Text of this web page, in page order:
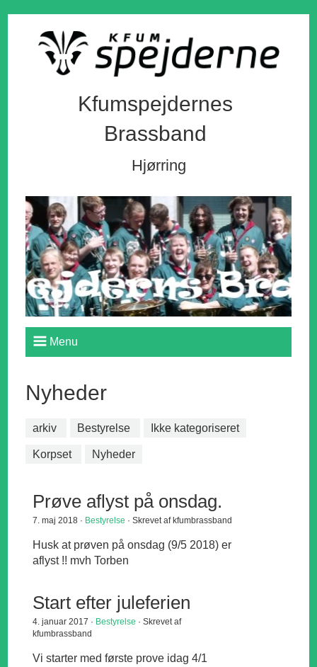
Kfumspejdernes
Brassband
Hjørring
Menu
Nyheder
arkiv Bestyrelse Ikke kategoriseret
Korpset Nyheder
Prøve aflyst på onsdag.
7. maj 2018 · Bestyrelse · Skrevet af kfumbrassband
Husk at prøven på onsdag (9/5 2018) er
aflyst !! mvh Torben
Start efter juleferien
4. januar 2017 · Bestyrelse · Skrevet af
kfumbrassband
Vi starter med første prove idag 4/1